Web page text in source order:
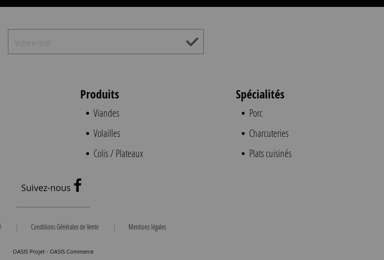
Produits
Viandes
Volailles
Colis / Plateaux
Spécialités
Porc
Charcuteries
Plats cuisinés
Suivez-nous
| Conditions Générales de Vente | Mentions légales
OASIS Projet - OASIS Commerce